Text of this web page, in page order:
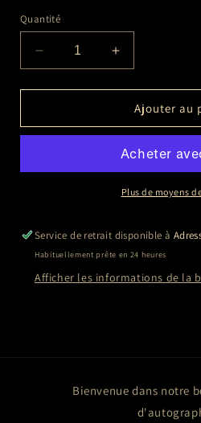
Quantité
Réduire
la
quantité
Carole
Augmenter
la
quantité
Carole
Ajouter au
Plus de moyens
Service de retrait disponible à
Habituellement prête en 24 heures
Afficher les informations de la
Bienvenue dans notre